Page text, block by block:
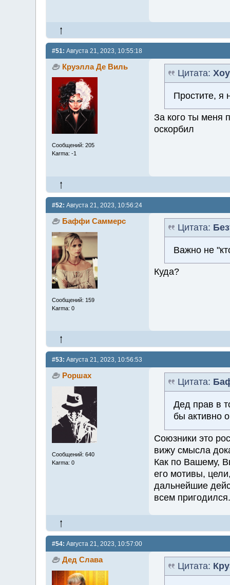
#51: Августа 21, 2023, 10:55:18
Круэлла Де Виль
Сообщений: 205
Karma: -1
Цитата:
Простите, я
За кого ты меня
оскорбил
#52: Августа 21, 2023, 10:56:24
Баффи Саммерс
Сообщений: 159
Karma: 0
Цитата:
Важно не
Куда?
#53: Августа 21, 2023, 10:56:53
Роршах
Сообщений: 640
Karma: 0
Цитата:
Дед прав в
бы активно
Союзники это
вижу смысла
Как по Вашему,
его мотивы,
дальнейшие
всем пригодился.
#54: Августа 21, 2023, 10:57:00
Дед Слава
Цитата: